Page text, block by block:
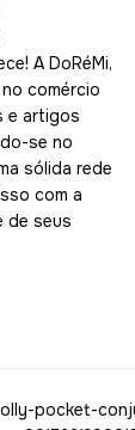
A DoRéMi,
comércio
e artigos
se no
sólida rede
com a
de seus
pocket-